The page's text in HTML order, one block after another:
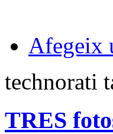
Afegeix
technorati
TRES